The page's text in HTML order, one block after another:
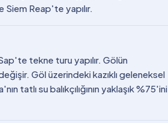
Reap'te yapılır.
tekne turu yapılır. Gölün
Göl üzerindeki kazıklı geleneksel
tatlı su balıkçılığının yaklaşık %75'ini